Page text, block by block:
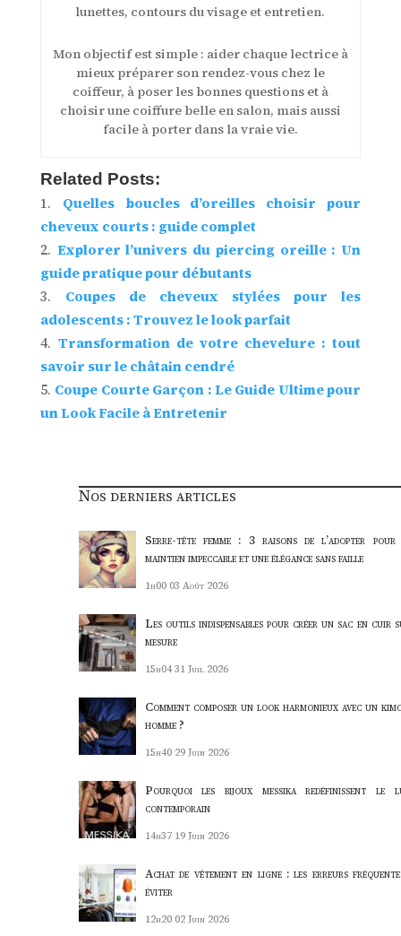
lunettes, contours du visage et entretien.
Mon objectif est simple : aider chaque lectrice à
mieux préparer son rendez-vous chez le
coiffeur, à poser les bonnes questions et à
choisir une coiffure belle en salon, mais aussi
facile à porter dans la vraie vie.
Related Posts:
Quelles boucles d’oreilles choisir pour
cheveux courts : guide complet
Explorer l’univers du piercing oreille : Un
guide pratique pour débutants
Coupes de cheveux stylées pour les
adolescents : Trouvez le look parfait
Transformation de votre chevelure : tout
savoir sur le châtain cendré
Coupe Courte Garçon : Le Guide Ultime pour
un Look Facile à Entretenir
Nos derniers articles
Serre-tête femme : 3 raisons de l’adopter pour
maintien impeccable et une élégance sans faille
1h00 03 Août 2026
Les outils indispensables pour créer un sac en cuir
mesure
15h04 31 Juil 2026
Comment composer un look harmonieux avec un
homme ?
15h40 29 Juin 2026
Pourquoi les bijoux messika redéfinissent le
contemporain
14h37 19 Juin 2026
Achat de vêtement en ligne : les erreurs
éviter
12h20 02 Juin 2026